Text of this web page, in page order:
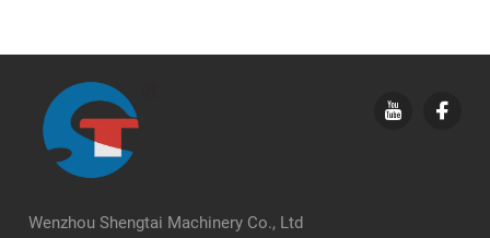
Wenzhou Shengtai Machinery Co., Ltd